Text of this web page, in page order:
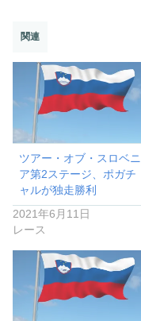
関連
ツアー・オブ・スロベニ
ア第2ステージ、ポガチ
ャルが独走勝利
2021年6月11日
レース